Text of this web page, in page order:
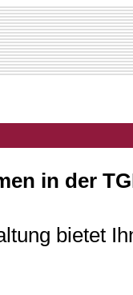
in der
bietet